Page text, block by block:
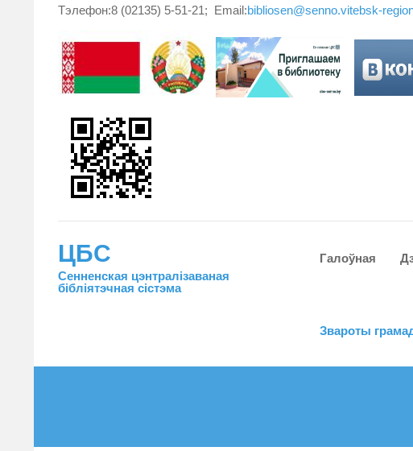
Тэлефон:8 (02135) 5-51-21; Email:bibliosen@senno.vitebsk-
ЦБС
Сенненская цэнтралiзаваная
бiблiятэчная сiстэма
Галоўная
Звароты